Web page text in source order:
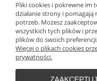
+48 509 457 733
E-mail:plantago@plantago.pl
Pliki cookies i pokrewne im
działanie strony i
potrzeb. Możesz
wszystkich tych plików i
plików do swoich
Więcej o plikach cookies
prywatności.